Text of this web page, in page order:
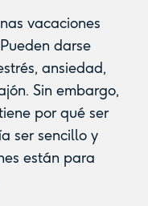
vacaciones
darse
ansiedad,
Sin embargo,
por qué ser
ser sencillo y
están para